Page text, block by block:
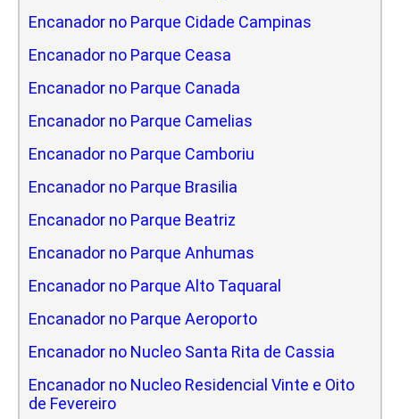
Encanador no Parque Cidade Campinas
Encanador no Parque Ceasa
Encanador no Parque Canada
Encanador no Parque Camelias
Encanador no Parque Camboriu
Encanador no Parque Brasilia
Encanador no Parque Beatriz
Encanador no Parque Anhumas
Encanador no Parque Alto Taquaral
Encanador no Parque Aeroporto
Encanador no Nucleo Santa Rita de Cassia
Encanador no Nucleo Residencial Vinte e Oito
de Fevereiro